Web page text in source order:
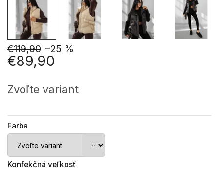
€119,90 –25 %
€89,90
cena:
Zvoľte variant
Farba
Konfekčná veľkosť